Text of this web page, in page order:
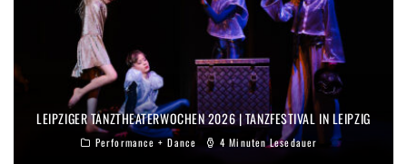
LEIPZIGER TANZTHEATERWOCHEN 2026 | TANZFESTIVAL IN LEIPZIG
Performance + Dance 4 Minuten Lesedauer